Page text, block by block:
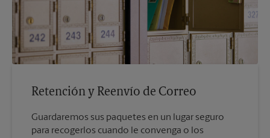
Retención y Reenvío de Correo
Guardaremos sus paquetes en un lugar seguro
para recogerlos cuando le convenga o los